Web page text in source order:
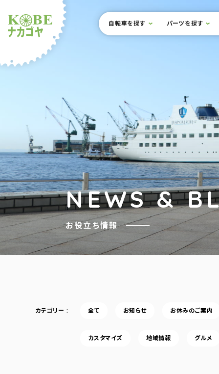
サイト内メニュー
本文までスキップ
自転車を探す パーツを探す
NEWS &
お役立ち情報
カテゴリー 全て お知らせ お休みのご案内
カスタマイズ 地域情報 グルメ